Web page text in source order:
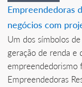
Empreendedoras
negócios com
Um dos símbolos
geração de renda e
empreendedorismo
Empreendedoras